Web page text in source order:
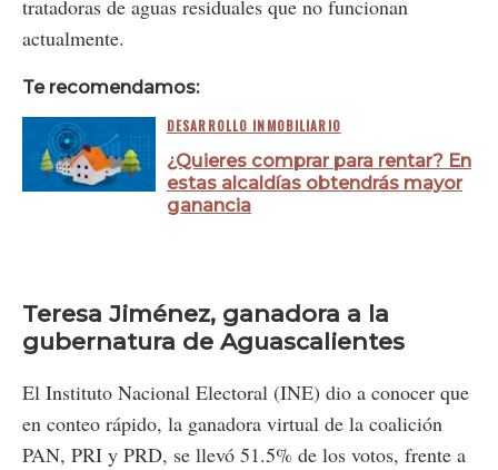
tratadoras de aguas residuales que no funcionan
actualmente.
Te recomendamos:
DESARROLLO INMOBILIARIO
¿Quieres comprar para rentar? En
estas alcaldías obtendrás mayor
ganancia
Teresa Jiménez, ganadora a la
gubernatura de Aguascalientes
El Instituto Nacional Electoral (INE) dio a conocer que
en conteo rápido, la ganadora virtual de la coalición
PAN, PRI y PRD, se llevó 51.5% de los votos, frente a